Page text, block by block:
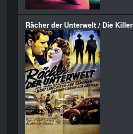
Rächer der Unterwelt / Die Killer